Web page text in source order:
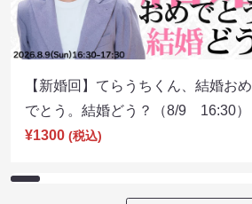
【新婚回】てらうちくん、結婚おめ
でとう。結婚どう？（8/9 16:30）
¥1300 (税込)